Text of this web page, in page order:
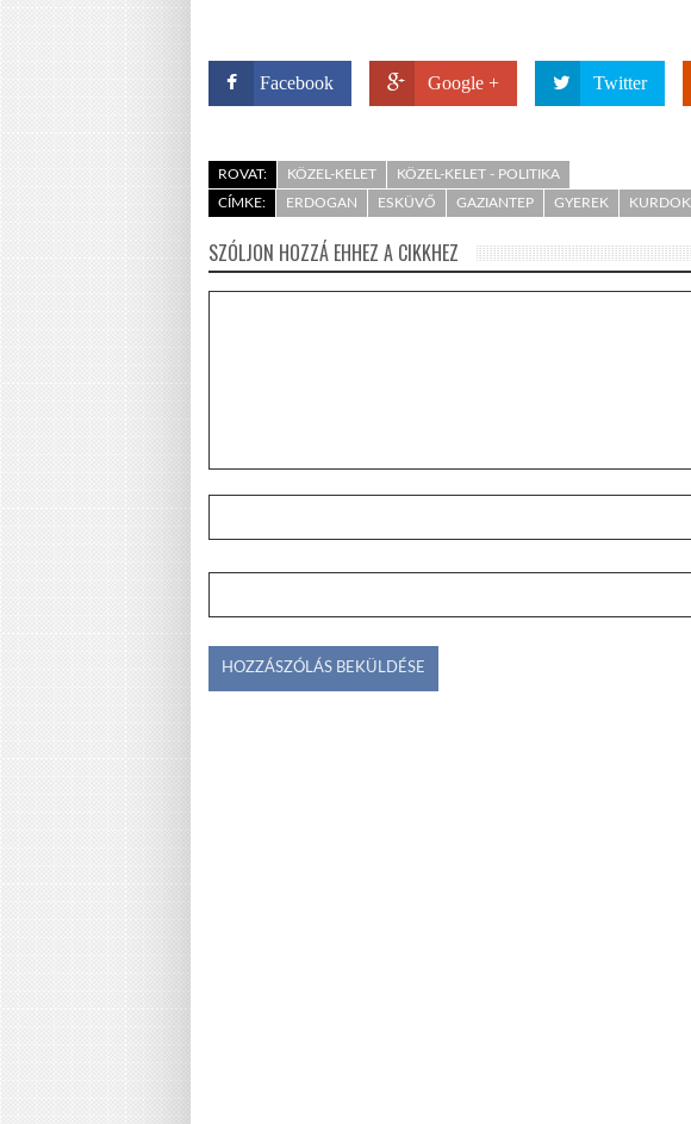
Facebook Google + Twitter
ROVAT: KÖZEL-KELET
KÖZEL-KELET - POLITIKA
CÍMKE:
ERDOGAN ESKÜVŐ GAZIANTEP GYEREK KURDOK
SZÓLJON HOZZÁ EHHEZ A CIKKHEZ